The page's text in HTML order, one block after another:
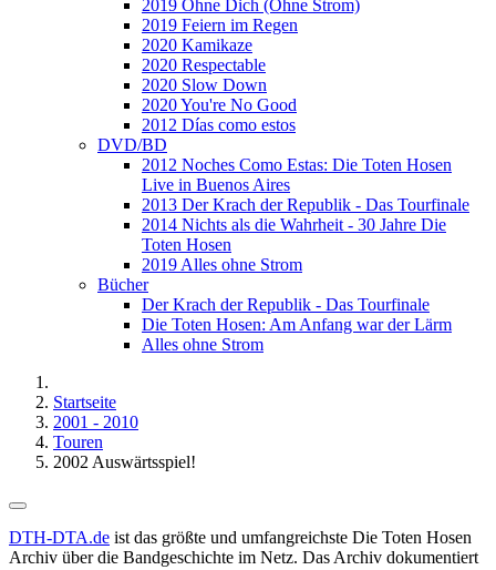
2019 Ohne Dich (Ohne Strom)
2019 Feiern im Regen
2020 Kamikaze
2020 Respectable
2020 Slow Down
2020 You're No Good
2012 Días como estos
DVD/BD
2012 Noches Como Estas: Die Toten Hosen
Live in Buenos Aires
2013 Der Krach der Republik - Das Tourfinale
2014 Nichts als die Wahrheit - 30 Jahre Die
Toten Hosen
2019 Alles ohne Strom
Bücher
Der Krach der Republik - Das Tourfinale
Die Toten Hosen: Am Anfang war der Lärm
Alles ohne Strom
Startseite
2001 - 2010
Touren
2002 Auswärtsspiel!
DTH-DTA.de ist das größte und umfangreichste Die Toten Hosen
Archiv über die Bandgeschichte im Netz. Das Archiv dokumentiert